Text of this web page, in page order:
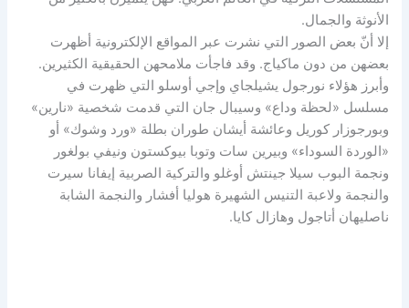
الأنوثة والجمال.
إلا أنّ بعض الصور التي نشرت عبر المواقع الإلكترونية أظهرت
بعضهن من دون ماكياج. وقد فاجأت ملامحهن الحقيقية الكثيرين.
وأبرز هؤلاء نورجول يشيلجاي وإجي أوسلو التي ظهرت في
مسلسل «لحظة وداع» وسيبال جان التي قدمت شخصية «نارين»
وبورجوزار كوريل وعائشة أيشان طوران بطلة «ورد وشوك» أو
«الوردة السوداء» وبيرين سات وتوبا بيوكستون ونيفي بولغور
ونجمة البوب سيلا جينتش أوغلو والتركية الصربية إيفانا سيرت
والنجمة ولاعبة التنيس الشهيرة هوليا أفشار والنجمة الشابة
ناصليهان أتاجول وهازال كايا.